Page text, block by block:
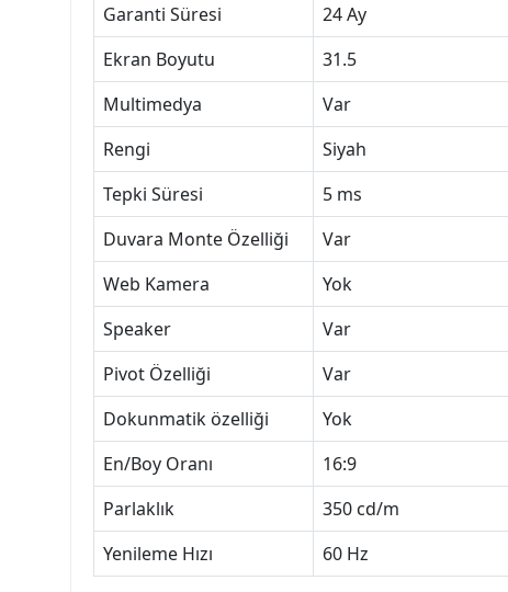
Garanti Süresi
24 Ay
Ekran Boyutu
31.5
Multimedya
Var
Rengi
Siyah
Tepki Süresi
5 ms
Duvara Monte Özelliği
Var
Web Kamera
Yok
Speaker
Var
Pivot Özelliği
Var
Dokunmatik özelliği
Yok
En/Boy Oranı
16:9
Parlaklık
350 cd/m
Yenileme Hızı
60 Hz